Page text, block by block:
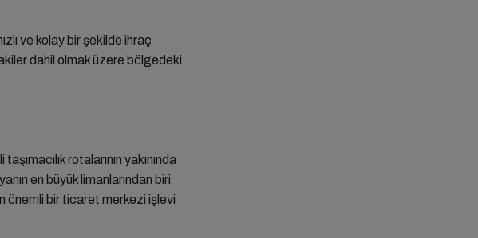
ve kolay bir şekilde ihraç
dahil olmak üzere bölgedeki
rotalarının yakınında
en büyük limanlarından biri
önemli bir ticaret merkezi işlevi